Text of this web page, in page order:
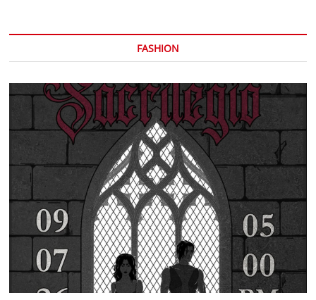
FASHION